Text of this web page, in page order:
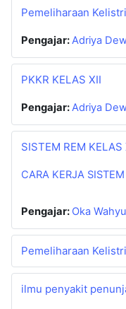
Pemeliharaan
Pengajar: Adriya
PKKR KELAS XII
Pengajar: Adriya
SISTEM REM
CARA KERJA
Pengajar: Oka
Pemeliharaan
ilmu penyakit